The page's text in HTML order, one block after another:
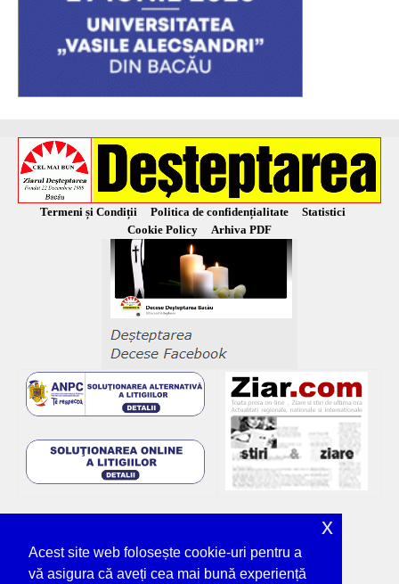
Termeni și Condiții Politica de confidențialitate
Statistici
Cookie Policy
Arhiva PDF
Acest site web folosește cookie-uri pentru a
vă asigura că aveți cea mai bună experiență
x